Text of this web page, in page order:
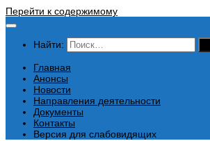
Перейти к содержимому
Найти:
Главная
Анонсы
Новости
Направления деятельности
Документы
Контакты
Версия для слабовидящих